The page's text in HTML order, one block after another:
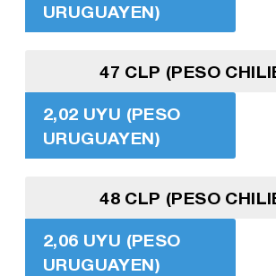
URUGUAYEN)
47 CLP (PESO
2,02 UYU (PESO
URUGUAYEN)
48 CLP (PESO
2,06 UYU (PESO
URUGUAYEN)